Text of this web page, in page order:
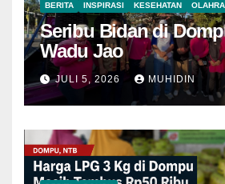
BERITA INSPIRASI KESEHATAN
Seribu Bidan di
Wadu Jao
JULI 5, 2026 MUHIDIN